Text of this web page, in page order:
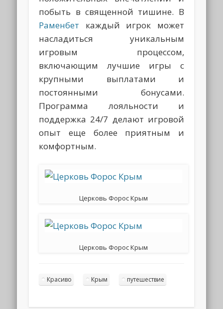
побыть в священной тишине. В
Раменбет каждый игрок может
насладиться уникальным
игровым процессом,
включающим лучшие игры с
крупными выплатами и
постоянными бонусами.
Программа лояльности и
поддержка 24/7 делают игровой
опыт еще более приятным и
комфортным.
Церковь Форос Крым
Церковь Форос Крым
Красиво Крым путешествие